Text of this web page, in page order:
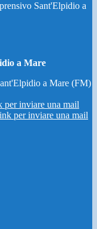
Sant'Elpidio a
a Mare
a Mare (FM)
per inviare una mail
per inviare una mail